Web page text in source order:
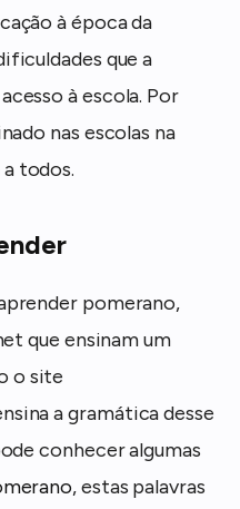
à época da
que a
à escola. Por
nas escolas na
todos.
pomerano,
que ensinam um
o site
a gramática desse
conhecer algumas
, estas palavras